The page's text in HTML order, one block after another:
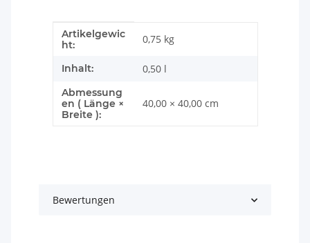
Produkteigenschaft
Wert
Artikelgewic
ht:
0,75 kg
Inhalt: 0,50 l
Abmessung
en ( Länge ×
Breite ):
40,00 × 40,00 cm
Bewertungen